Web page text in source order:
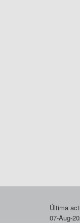
Última
07-Aug-